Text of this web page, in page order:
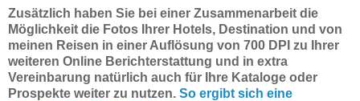
Zusätzlich haben Sie bei einer Zusammenarbeit die
Möglichkeit die Fotos Ihrer Hotels, Destination und von
meinen Reisen in einer Auflösung von 700 DPI zu Ihrer
weiteren Online Berichterstattung und in extra
Vereinbarung natürlich auch für Ihre Kataloge oder
Prospekte weiter zu nutzen. So ergibt sich eine